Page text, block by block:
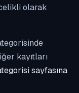
olarak
kayıtları
sayfasına